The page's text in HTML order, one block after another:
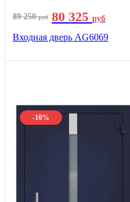
89 250руб 80 325 руб
Входная дверь AG6069
-10%